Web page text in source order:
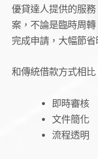
優貸達人提供的服
案，不論是臨時周
完成申請，大幅節省
和傳統借款方式相比
即時審核
文件簡化
流程透明